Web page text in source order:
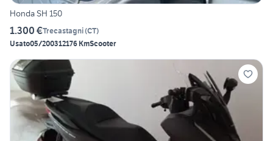
Honda SH 150
1.300 €Trecastagni(CT)
Usato05/200312176 KmScooter